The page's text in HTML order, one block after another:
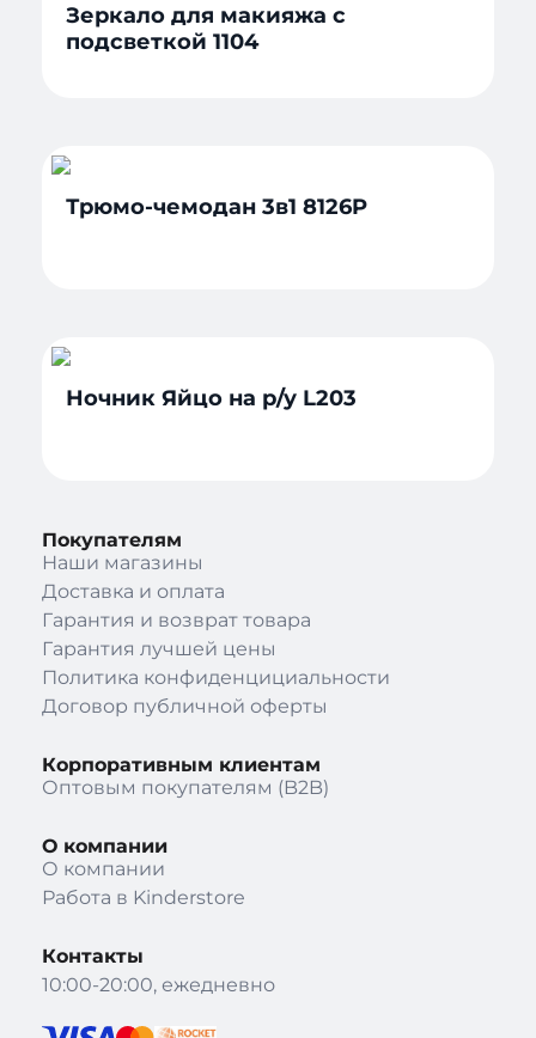
Зеркало для макияжа с
подсветкой 1104
Трюмо-чемодан 3в1 8126P
Ночник Яйцо на р/у L203
Покупателям
Наши магазины
Доставка и оплата
Гарантия и возврат товара
Гарантия лучшей цены
Политика конфиденцициальности
Договор публичной оферты
Корпоративным клиентам
Оптовым покупателям (B2B)
О компании
О компании
Работа в Kinderstore
Контакты
10:00-20:00, ежедневно